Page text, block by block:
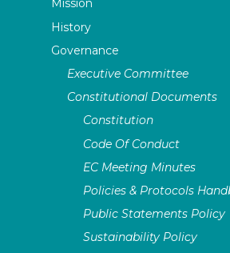
Mission
History
Governance
Executive Committee
Constitutional Documents
Constitution
Code Of Conduct
EC Meeting Minutes
Policies & Protocols
Public Statements Policy
Sustainability Policy